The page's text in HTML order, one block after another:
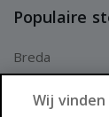
Populaire
Breda
Wij